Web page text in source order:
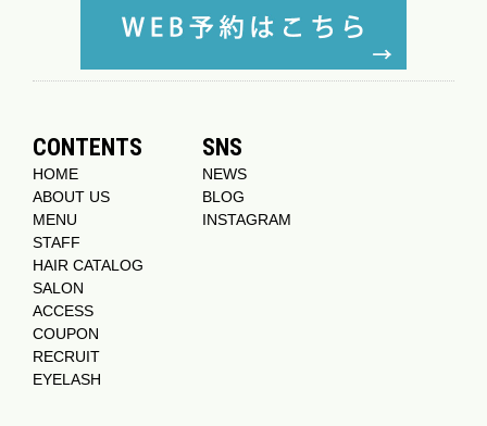
CONTENTS
HOME
ABOUT US
MENU
STAFF
HAIR CATALOG
SALON
ACCESS
COUPON
RECRUIT
EYELASH
SNS
NEWS
BLOG
INSTAGRAM